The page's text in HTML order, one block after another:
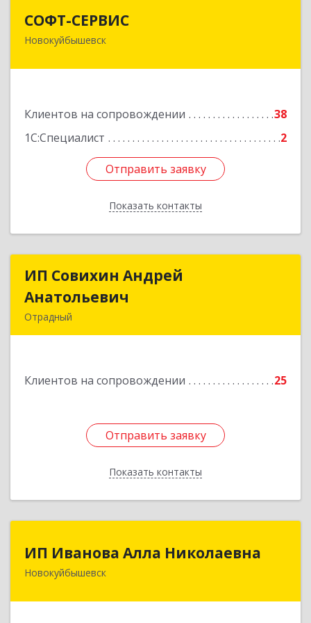
СОФТ-СЕРВИС
Новокуйбышевск
Клиентов на сопровождении
38
1С:Специалист
2
Отправить заявку
Показать контакты
446206, Самарская обл, Новокуйбышевск г,
Отправить заявку
Назад
ИП Совихин Андрей
Анатольевич
Отрадный
Клиентов на сопровождении 25
Отправить заявку
Показать контакты
ИП Совихин Андрей
Подробнее
Отправить заявку
Назад
ИП Иванова Алла Николаевна
Новокуйбышевск